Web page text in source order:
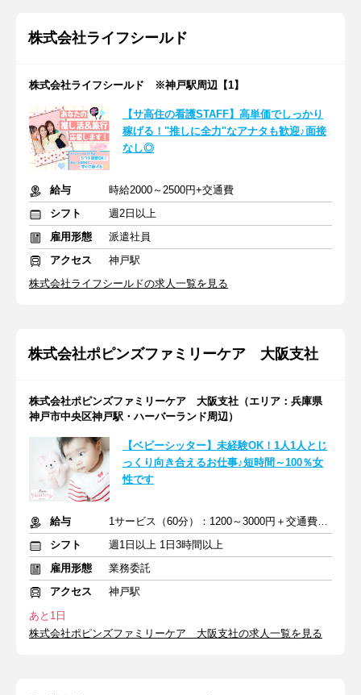
株式会社ライフシールド
株式会社ライフシールド ※神戸駅周辺【1】
【サ高住の看護STAFF】高単価でしっかり
稼げる！"推しに全力"なアナタも歓迎♪面接
なし◎
給与
時給2000～2500円+交通費
シフト
週2日以上
雇用形態
派遣社員
アクセス
神戸駅
株式会社ライフシールドの求人一覧を見る
株式会社ポピンズファミリーケア 大阪支社
株式会社ポピンズファミリーケア 大阪支社（エリア：兵庫県
神戸市中央区神戸駅・ハーバーランド周辺）
【ベビーシッター】未経験OK！1人1人とじ
っくり向き合えるお仕事♪短時間～100％女
性です
給与
1サービス（60分）：1200～3000円＋交通費全額支給
シフト
週1日以上 1日3時間以上
雇用形態
業務委託
アクセス
神戸駅
あと1日
株式会社ポピンズファミリーケア 大阪支社の求人一覧を見る